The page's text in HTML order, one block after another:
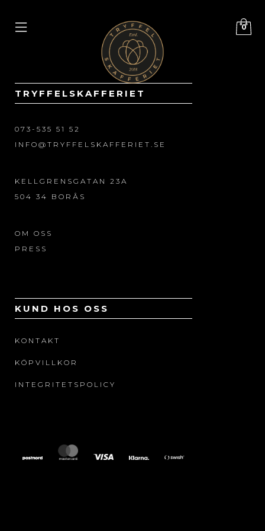
0
TRYFFELSKAFFERIET
073-535 51 52
INFO@TRYFFELSKAFFERIET.SE
KELLGRENSGATAN 23A
504 34 BORÅS
OM OSS
PRESS
KUND HOS OSS
KONTAKT
KÖPVILLKOR
INTEGRITETSPOLICY